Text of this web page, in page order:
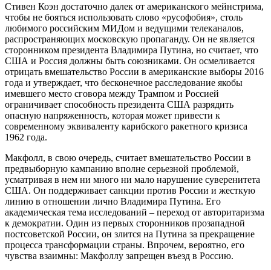
Стивен Коэн достаточно далек от американского мейнстрима,
чтобы не бояться использовать слово «русофобия», столь
любимого российским МИДом и ведущими телеканалов,
распространяющих московскую пропаганду. Он не является
сторонником президента Владимира Путина, но считает, что
США и Россия должны быть союзниками. Он осмеливается
отрицать вмешательство России в американские выборы 2016
года и утверждает, что бесконечное расследование якобы
имевшего место сговора между Трампом и Россией
ограничивает способность президента США разрядить
опасную напряженность, которая может привести к
современному эквиваленту карибского ракетного кризиса
1962 года.
Макфолл, в свою очередь, считает вмешательство России в
предвыборную кампанию вполне серьезной проблемой,
усматривая в нем ни много ни мало нарушение суверенитета
США. Он поддерживает санкции против России и жесткую
линию в отношении лично Владимира Путина. Его
академическая тема исследований – переход от авторитаризма
к демократии. Один из первых сторонников прозападной
постсоветской России, он злится на Путина за прекращение
процесса трансформации страны. Впрочем, вероятно, его
чувства взаимны: Макфоллу запрещен въезд в Россию.